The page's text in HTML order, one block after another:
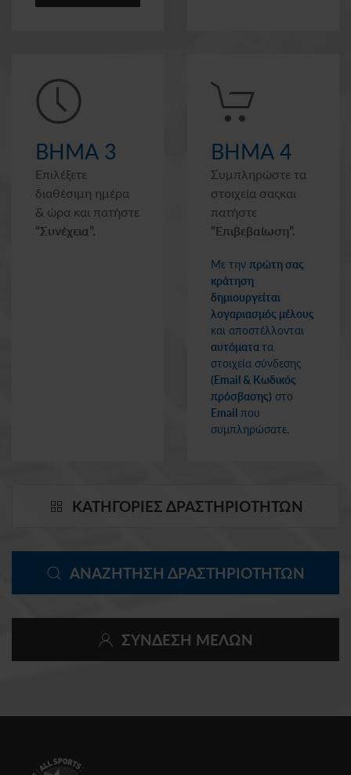
ΒΗΜΑ 3
Επιλέξετε
διαθέσιμη ημέρα
& ώρα και πατήστε
“Συνέχεια”.
ΒΗΜΑ 4
Συμπληρώστε τα
στοιχεία σαςκαι
πατήστε
“Επιβεβαίωση”.
Με την πρώτη σας
κράτηση
δημιουργείται
λογαριασμός μέλους
και αποστέλλονται
αυτόματατα
στοιχεία σύνδεσης
(Email & Κωδικός
πρόσβασης) στο
Email που
συμπληρώσατε.
ΚΑΤΗΓΟΡΙΕΣ ΔΡΑΣΤΗΡΙΟΤΗΤΩΝ
ΑΝΑΖΗΤΗΣΗ ΔΡΑΣΤΗΡΙΟΤΗΤΩΝ
ΣΥΝΔΕΣΗ ΜΕΛΩΝ